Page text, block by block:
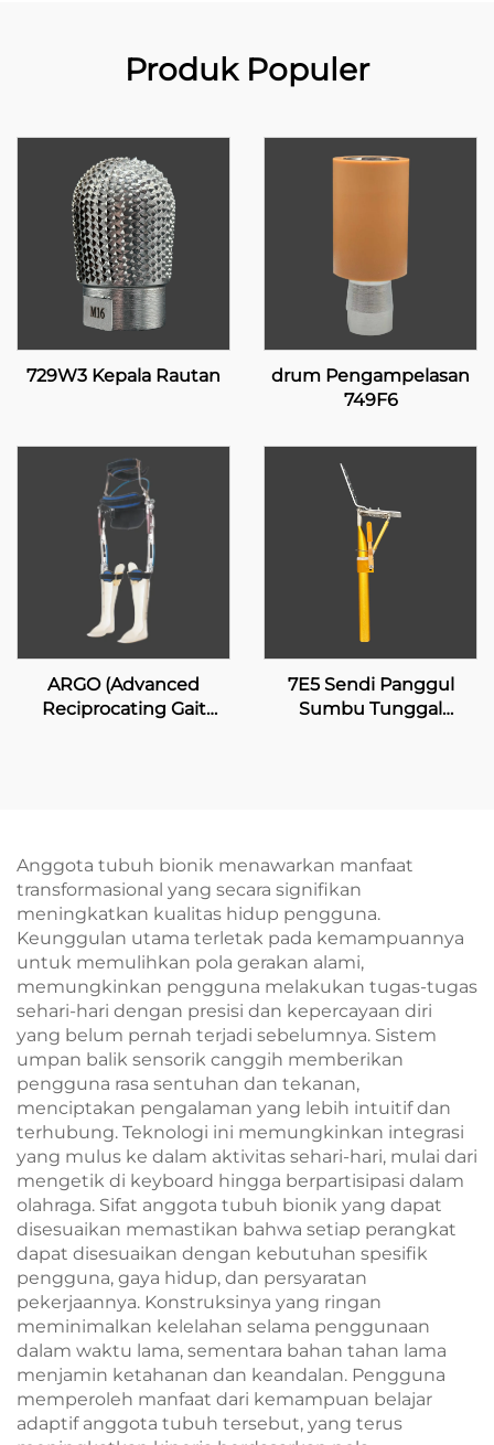
Produk Populer
729W3 Kepala Rautan
drum Pengampelasan
749F6
ARGO (Advanced
Reciprocating Gait
7E5 Sendi Panggul
Sumbu Tunggal
Anggota tubuh bionik menawarkan manfaat
transformasional yang secara signifikan
meningkatkan kualitas hidup pengguna.
Keunggulan utama terletak pada kemampuannya
untuk memulihkan pola gerakan alami,
memungkinkan pengguna melakukan tugas-tugas
sehari-hari dengan presisi dan kepercayaan diri
yang belum pernah terjadi sebelumnya. Sistem
umpan balik sensorik canggih memberikan
pengguna rasa sentuhan dan tekanan,
menciptakan pengalaman yang lebih intuitif dan
terhubung. Teknologi ini memungkinkan integrasi
yang mulus ke dalam aktivitas sehari-hari, mulai dari
mengetik di keyboard hingga berpartisipasi dalam
olahraga. Sifat anggota tubuh bionik yang dapat
disesuaikan memastikan bahwa setiap perangkat
dapat disesuaikan dengan kebutuhan spesifik
pengguna, gaya hidup, dan persyaratan
pekerjaannya. Konstruksinya yang ringan
meminimalkan kelelahan selama penggunaan
dalam waktu lama, sementara bahan tahan lama
menjamin ketahanan dan keandalan. Pengguna
memperoleh manfaat dari kemampuan belajar
adaptif anggota tubuh tersebut, yang terus